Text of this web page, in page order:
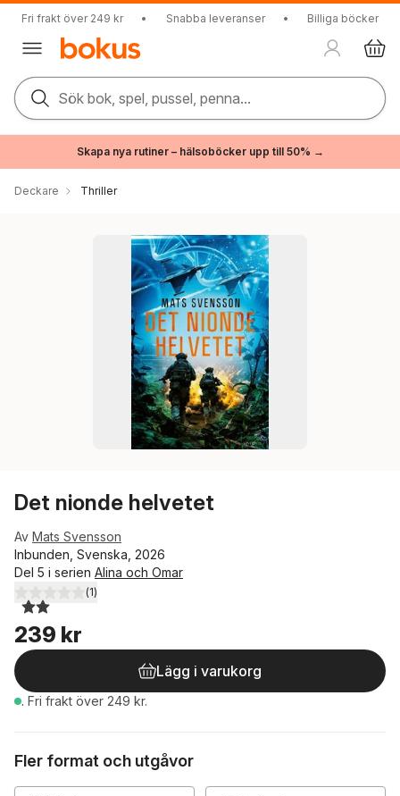
Fri frakt över 249 kr • Snabba leveranser • Billiga böcker
Sök bok, spel, pussel, penna...
Skapa nya rutiner – hälsoböcker upp till 50% →
Deckare Thriller
Det nionde helvetet
Av Mats Svensson
Inbunden, Svenska, 2026
Del 5 i serien Alina och Omar
2,0utav 5 stjärnor. Totalt antal röster:
(1)
239 kr
Lägg i varukorg
. Fri frakt över 249 kr.
Fler format och utgåvor